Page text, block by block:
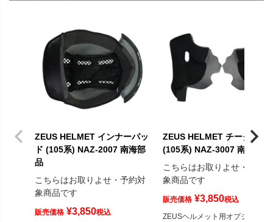
ZEUS HELMET インナーパッ
ド (105系) NAZ-2007 南海部
品
こちらはお取りよせ・予約対
象商品です
販売価格 ¥3,850税込
ZEUS HELMET チークパッ
(105系) NAZ-3007 南海部品
こちらはお取りよせ・予約対
象商品です
販売価格 ¥3,850税込
ZEUSヘルメット用オプションチ